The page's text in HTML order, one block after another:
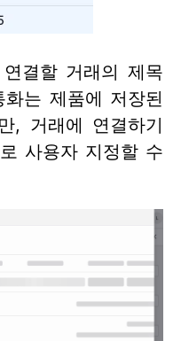
결할 거래의 제목
는 제품에 저장된
, 거래에 연결하기
사용자 지정할 수